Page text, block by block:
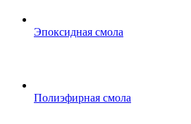
Эпоксидная смола
Полиэфирная смола